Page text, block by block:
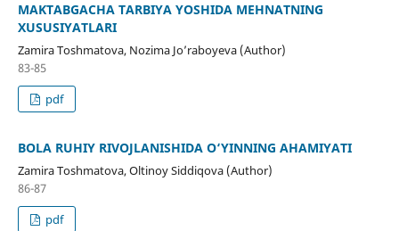
MAKTABGACHA TARBIYA YOSHIDA MEHNATNING
XUSUSIYATLARI
Zamira Toshmatova, Nozima Jo’raboyeva (Author)
83-85
pdf
BOLA RUHIY RIVOJLANISHIDA O‘YINNING AHAMIYATI
Zamira Toshmatova, Oltinoy Siddiqova (Author)
86-87
pdf